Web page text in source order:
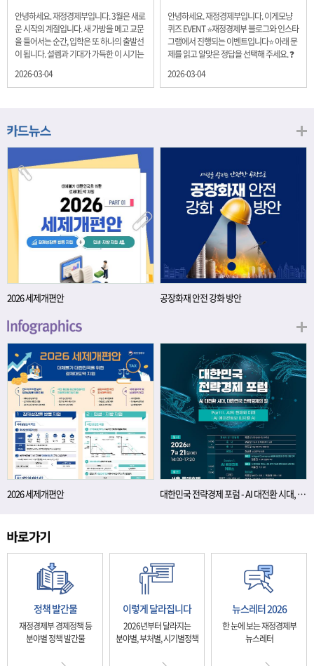
전달드립니다.
다.
안녕하세요. 재정경제부입니다. 3월은 새로
운 시작의 계절입니다. 새 가방을 메고 교문
을 들어서는 순간, 입학은 또 하나의 출발선
이 됩니다. 설렘과 기대가 가득한 이 시기는
래를 준비하는 첫 걸음이기도 합니다. 입학
니다. 배움이 쌓이는 시간, 인적자본 학교에
가는 과정입니다. 수업을 통해 배우는 전공
지식, 친구들과의 협업, 다양한 활동 속에서
얻는 문제 해결 경험은 모두 개인의 역량으
로 축적됩니다. 경제학에서는 이.......
2026-03-04
안녕하세요. 재정경제부입니다. 이게모냥
퀴즈 EVENT ⭐재정경제부 블로그와 인스타
그램에서 진행되는 이벤트입니다⭐ 아래 문
제를 읽고 알맞은 정답을 선택해 주세요. ❓
을 보이고 있는 개인투자용 국채를 3월에는
20년물 300억원입니다. 그렇다면 3월 개인
1,800억원 ④ 2,000억원 이벤트 안내 응모
기간: 2026년 3월 4일(수) ~ 3월 9일(월) 경
품: 커피쿠폰 (60명) 참여.......
2026-03-04
2026 세제개편안 공장화재 안전 강화 방안
2026 세제개편안 대한민국 전략경제 포럼 - AI 대전환 시대, 대한민국 전략경제의 길
정책 발간물
재정경제부 경제정책 등
분야별 정책 발간물
이렇게 달라집니다
2026년부터 달라지는
분야별, 부처별, 시기별정책
뉴스레터 2026
한 눈에 보는 재정경제부
뉴스레터